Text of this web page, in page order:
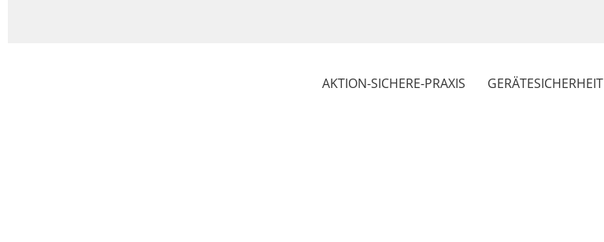
AKTION-SICHERE-PRAXIS GERÄTESICHERHEIT